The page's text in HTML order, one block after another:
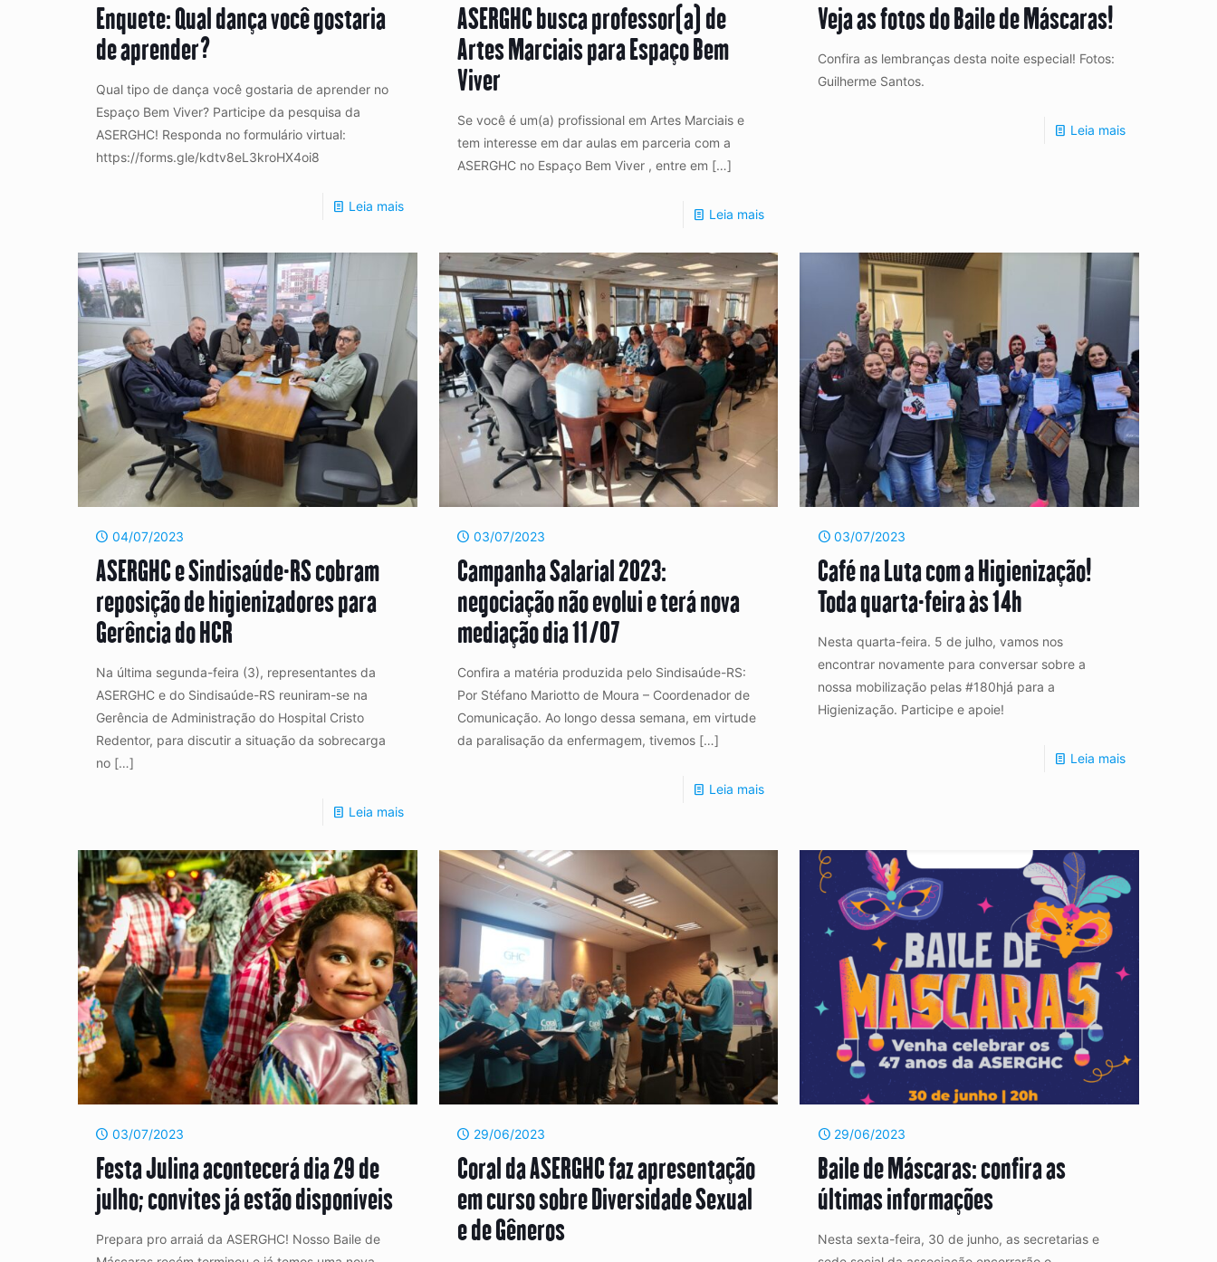
Enquete: Qual dança você gostaria
de aprender?
Qual tipo de dança você gostaria de aprender no
Espaço Bem Viver? Participe da pesquisa da
ASERGHC! Responda no formulário virtual:
https://forms.gle/kdtv8eL3kroHX4oi8
Leia mais
ASERGHC busca professor(a) de
Artes Marciais para Espaço Bem
Viver
Se você é um(a) profissional em Artes Marciais e
tem interesse em dar aulas em parceria com a
ASERGHC no Espaço Bem Viver , entre em […]
Leia mais
Veja as fotos do Baile de Máscaras!
Confira as lembranças desta noite especial! Fotos:
Guilherme Santos.
Leia mais
04/07/2023
ASERGHC e Sindisaúde-RS cobram
reposição de higienizadores para
Gerência do HCR
Na última segunda-feira (3), representantes da
ASERGHC e do Sindisaúde-RS reuniram-se na
Gerência de Administração do Hospital Cristo
Redentor, para discutir a situação da sobrecarga
no[…]
Leia mais
03/07/2023
Campanha Salarial 2023:
negociação não evolui e terá nova
mediação dia 11/07
Confira a matéria produzida pelo Sindisaúde-RS:
Por Stéfano Mariotto de Moura – Coordenador de
Comunicação. Ao longo dessa semana, em virtude
da paralisação da enfermagem, tivemos[…]
Leia mais
03/07/2023
Café na Luta com a Higienização!
Toda quarta-feira às 14h
Nesta quarta-feira. 5 de julho, vamos nos
encontrar novamente para conversar sobre a
nossa mobilização pelas #180hjá para a
Higienização. Participe e apoie!
Leia mais
03/07/2023
Festa Julina acontecerá dia 29 de
julho; convites já estão disponíveis
Prepara pro arraiá da ASERGHC! Nosso Baile de
29/06/2023
Coral da ASERGHC faz apresentação
em curso sobre Diversidade Sexual
e de Gêneros
29/06/2023
Baile de Máscaras: confira as
últimas informações
Nesta sexta-feira, 30 de junho, as secretarias e